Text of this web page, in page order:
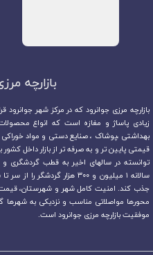
بازارچه
زیادی پاساژ و مغازه است که انواع
بهداشتی ،پوشاک ، صنایع دستی و مواد
قیمتی پایین تر و به صرفه تر از بازار داخل
توانسته در سالهای اخیر به قطب
سالانه ۱ میلیون و ۳۰۰ هزار
جذب کند. امنیت کامل شهر و شهرستان،
محورها مواصلاتی مناسب و نزدیکی به شهرها
موفقیت بازارچه مرزی جوانرود است.